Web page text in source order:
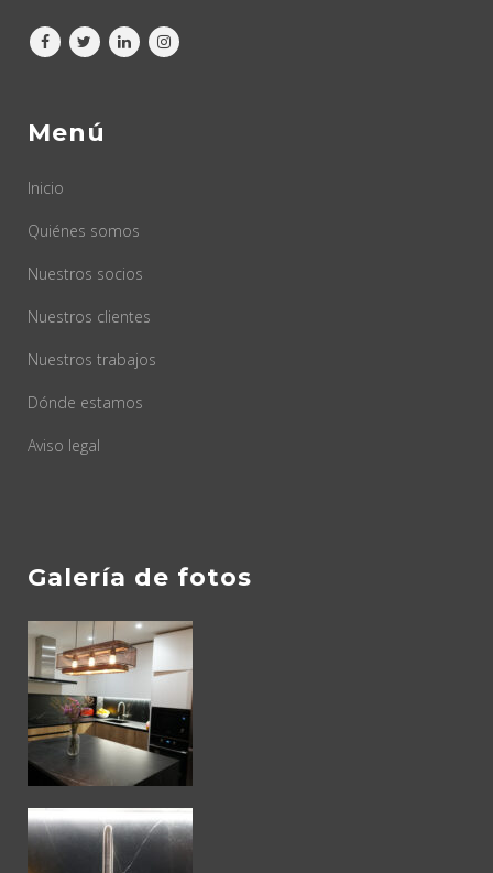
Menú
Inicio
Quiénes somos
Nuestros socios
Nuestros clientes
Nuestros trabajos
Dónde estamos
Aviso legal
Galería de fotos